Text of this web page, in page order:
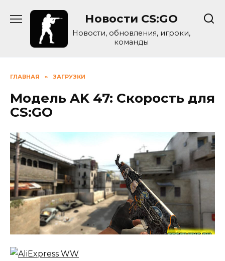
Новости CS:GO
Новости, обновления, игроки,
команды
ГЛАВНАЯ » ЗАГРУЗКИ
Модель AK 47: Скорость для
CS:GO